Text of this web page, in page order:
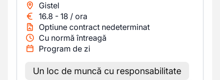
Gistel
16.8 - 18 / ora
Optiune contract nedeterminat
Cu normă întreagă
Program de zi
Un loc de muncă cu responsabilitate